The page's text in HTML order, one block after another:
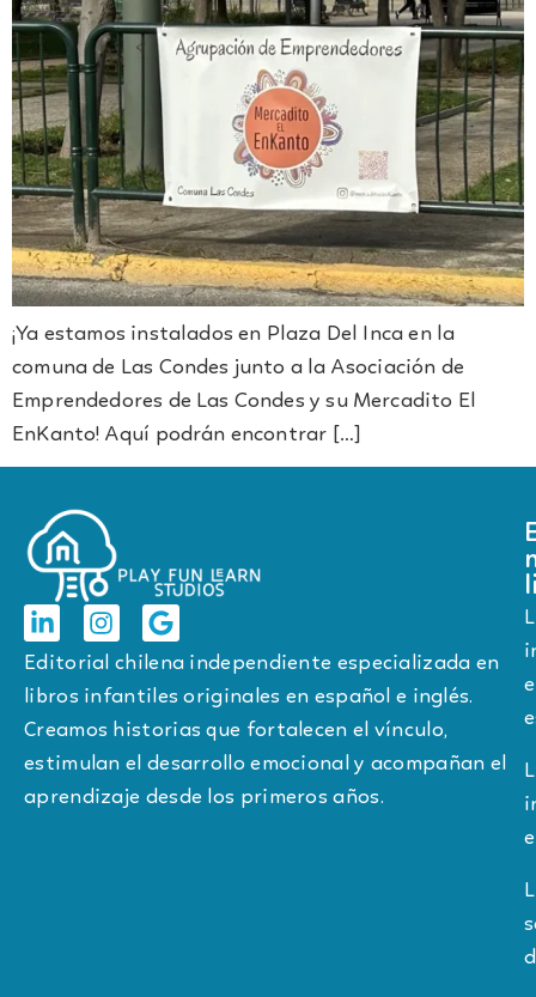
¡Ya estamos instalados en Plaza Del Inca en la
comuna de Las Condes junto a la Asociación de
Emprendedores de Las Condes y su Mercadito El
EnKanto! Aquí podrán encontrar […]
Editorial chilena independiente especializada en
libros infantiles originales en español e inglés.
Creamos historias que fortalecen el vínculo,
estimulan el desarrollo emocional y acompañan el
aprendizaje desde los primeros años.